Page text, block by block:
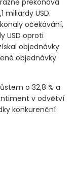
překonává
miliardy USD.
očekávání,
USD oproti
objednávky
objednávky
o 32,8 % a
v odvětví
konkurenční
potvrdila pro